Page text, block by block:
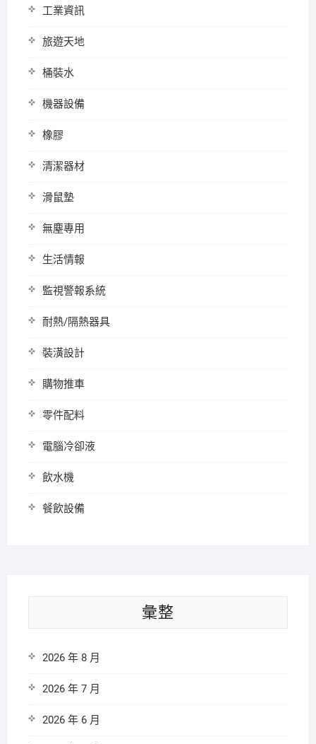
工業資訊
旅遊天地
桶裝水
機器設備
橡膠
清潔器材
滑鼠墊
無塵專用
生活情報
監視警報系統
耐熱/隔熱器具
裝潢設計
購物推車
零件配料
電腦冷卻液
飲水機
餐飲設備
彙整
2026 年 8 月
2026 年 7 月
2026 年 6 月